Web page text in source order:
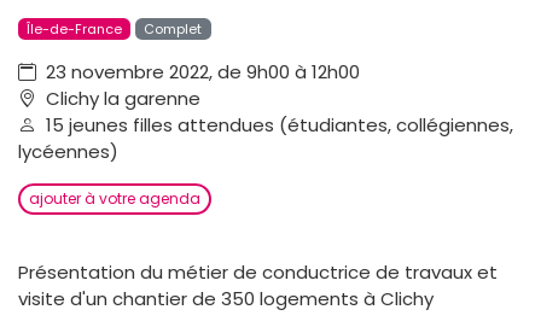
Île-de-France Complet
23 novembre 2022, de 9h00 à 12h00
Clichy la garenne
15 jeunes filles attendues (étudiantes, collégiennes,
lycéennes)
ajouter à votre agenda
Présentation du métier de conductrice de travaux et
visite d'un chantier de 350 logements à Clichy